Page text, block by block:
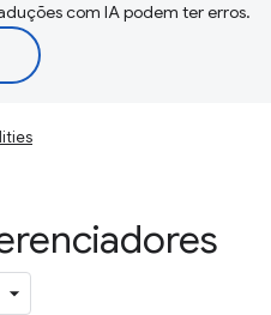
com IA podem ter erros.